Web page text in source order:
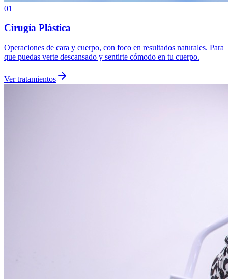
01
Cirugía Plástica
Operaciones de cara y cuerpo, con foco en resultados naturales. Para
que puedas verte descansado y sentirte cómodo en tu cuerpo.
Ver tratamientos